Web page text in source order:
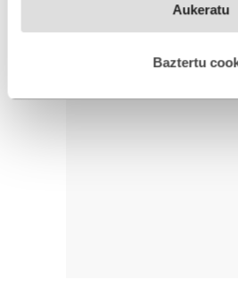
fitxategiak erabiltzen ditu. Zure
esplizitua ematen diguzu.
Aukeratu
Baztertu